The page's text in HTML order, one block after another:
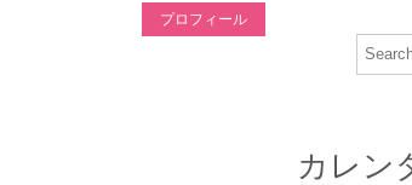
プロフィール
カレン